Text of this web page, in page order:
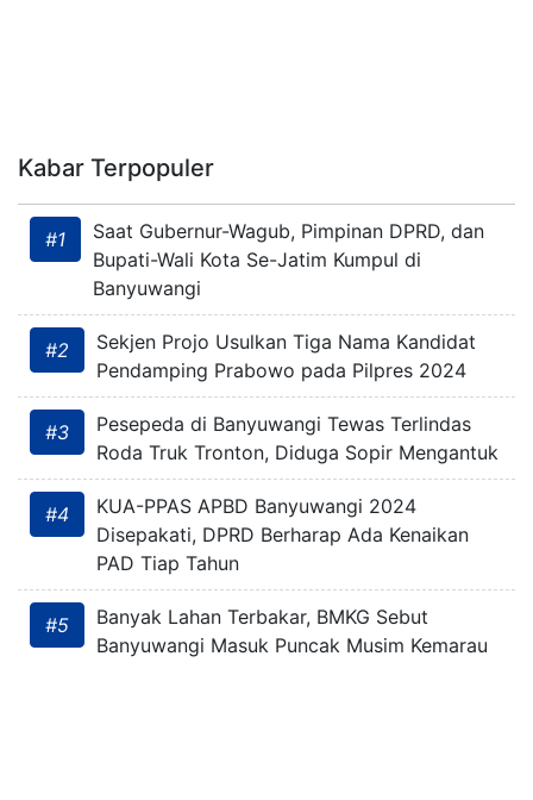
Kabar Terpopuler
#1
Saat Gubernur-Wagub, Pimpinan DPRD, dan
Bupati-Wali Kota Se-Jatim Kumpul di
Banyuwangi
#2
Sekjen Projo Usulkan Tiga Nama Kandidat
Pendamping Prabowo pada Pilpres 2024
#3
Pesepeda di Banyuwangi Tewas Terlindas
Roda Truk Tronton, Diduga Sopir Mengantuk
#4
KUA-PPAS APBD Banyuwangi 2024
Disepakati, DPRD Berharap Ada Kenaikan
PAD Tiap Tahun
#5
Banyak Lahan Terbakar, BMKG Sebut
Banyuwangi Masuk Puncak Musim Kemarau